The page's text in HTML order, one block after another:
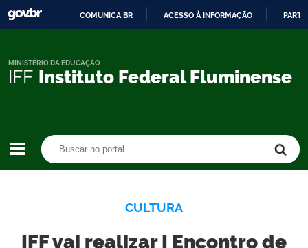
CONTEÚDO
COMUNICA BR ACESSO À INFORMAÇÃO
IFF Instituto Federal Fluminense
MINISTÉRIO DA EDUCAÇÃO
CULTURA
IFF vai realizar I Encontro de